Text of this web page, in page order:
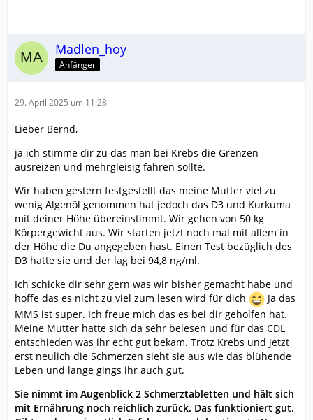
Madlen_hoy
Anfänger
29. April 2025 um 11:28
Lieber Bernd,
ja ich stimme dir zu das man bei Krebs die Grenzen
ausreizen und mehrgleisig fahren sollte.
Wir haben gestern festgestellt das meine Mutter viel zu
wenig Algenöl genommen hat jedoch das D3 und Kurkuma
mit deiner Höhe übereinstimmt. Wir gehen von 50 kg
Körpergewicht aus. Wir starten jetzt noch mal mit allem in
der Höhe die Du angegeben hast. Einen Test bezüglich des
D3 hatte sie und der lag bei 94,8 ng/ml.
Ich schicke dir sehr gern was wir bisher gemacht habe und
hoffe das es nicht zu viel zum lesen wird für dich
Ja das
MMS ist super. Ich freue mich das es bei dir geholfen hat.
Meine Mutter hatte sich da sehr belesen und für das CDL
entschieden was ihr echt gut bekam. Trotz Krebs und jetzt
erst neulich die Schmerzen sieht sie aus wie das blühende
Leben und lange gings ihr auch gut.
Sie nimmt im Augenblick 2 Schmerztabletten und hält sich
mit Ernährung noch reichlich zurück. Das funktioniert gut.